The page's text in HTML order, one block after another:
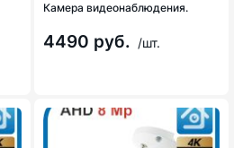
Камера видеонаблюдения.
4490 руб. /шт.